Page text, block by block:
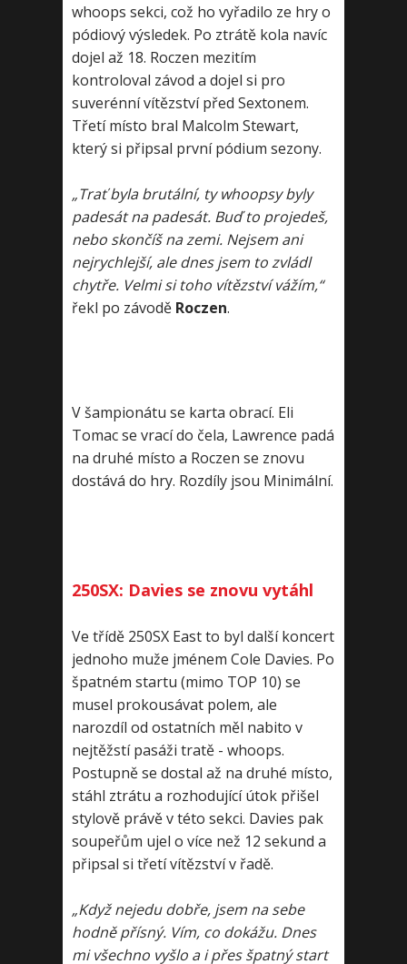
whoops sekci, což ho vyřadilo ze hry o
pódiový výsledek. Po ztrátě kola navíc
dojel až 18. Roczen mezitím
kontroloval závod a dojel si pro
suverénní vítězství před Sextonem.
Třetí místo bral Malcolm Stewart,
který si připsal první pódium sezony.
„Trať byla brutální, ty whoopsy byly
padesát na padesát. Buď to projedeš,
nebo skončíš na zemi. Nejsem ani
nejrychlejší, ale dnes jsem to zvládl
chytře. Velmi si toho vítězství vážím,“
řekl po závodě Roczen.
V šampionátu se karta obrací. Eli
Tomac se vrací do čela, Lawrence padá
na druhé místo a Roczen se znovu
dostává do hry. Rozdíly jsou Minimální.
250SX: Davies se znovu vytáhl
Ve třídě 250SX East to byl další koncert
jednoho muže jménem Cole Davies. Po
špatném startu (mimo TOP 10) se
musel prokousávat polem, ale
narozdíl od ostatních měl nabito v
nejtěžstí pasáži tratě - whoops.
Postupně se dostal až na druhé místo,
stáhl ztrátu a rozhodující útok přišel
stylově právě v této sekci. Davies pak
soupeřům ujel o více než 12 sekund a
připsal si třetí vítězství v řadě.
„Když nejedu dobře, jsem na sebe
hodně přísný. Vím, co dokážu. Dnes
mi všechno vyšlo a i přes špatný start